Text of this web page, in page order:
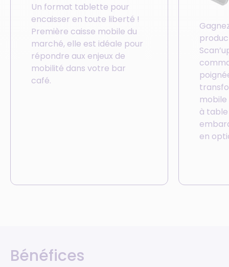
Un format tablette pour
encaisser en toute liberté !
Première caisse mobile du
marché, elle est idéale pour
répondre aux enjeux de
mobilité dans votre bar
café.
à
en
Bénéfices